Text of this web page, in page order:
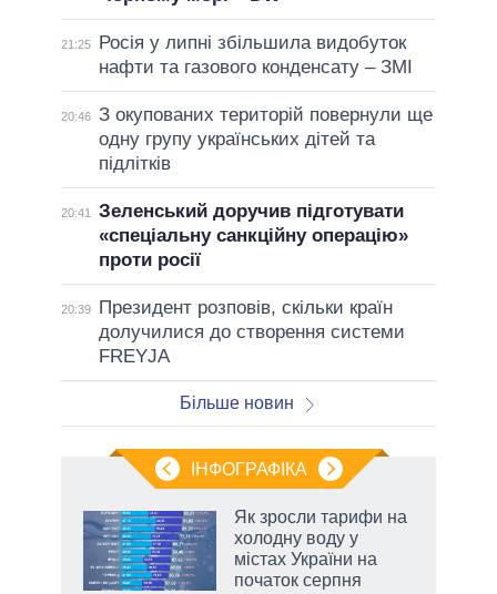
21:25
Росія у липні збільшила видобуток
нафти та газового конденсату – ЗМІ
20:46 З окупованих територій повернули ще
одну групу українських дітей та
підлітків
20:41
Зеленський доручив підготувати
«спеціальну санкційну операцію»
проти росії
20:39
Президент розповів, скільки країн
долучилися до створення системи
FREYJA
Більше новин
ІНФОГРАФІКА
Як зросли тарифи на
холодну воду у
містах України на
початок серпня